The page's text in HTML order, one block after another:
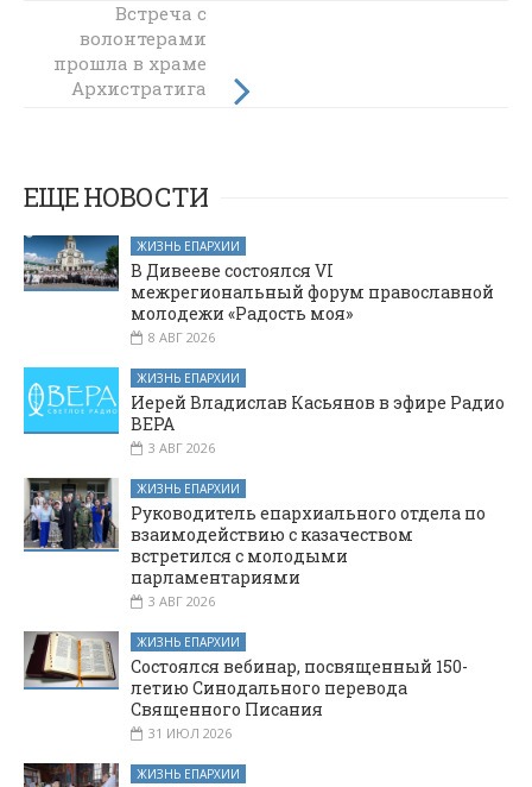
В воскресной
школе «Держава»
при храме
Державной
посвященное
Воздвижению
Честного и
Животворящего
Креста Господня
Встреча с
волонтерами
прошла в храме
Архистратига
ЕЩЕ НОВОСТИ
ЖИЗНЬ ЕПАРХИИ
В Дивееве состоялся VI
межрегиональный форум православной
молодежи «Радость моя»
8 АВГ 2026
ЖИЗНЬ ЕПАРХИИ
Иерей Владислав Касьянов в эфире Радио
ВЕРА
3 АВГ 2026
ЖИЗНЬ ЕПАРХИИ
Руководитель епархиального отдела по
взаимодействию с казачеством
встретился с молодыми
парламентариями
3 АВГ 2026
ЖИЗНЬ ЕПАРХИИ
Состоялся вебинар, посвященный 150-
летию Синодального перевода
Священного Писания
31 ИЮЛ 2026
ЖИЗНЬ ЕПАРХИИ